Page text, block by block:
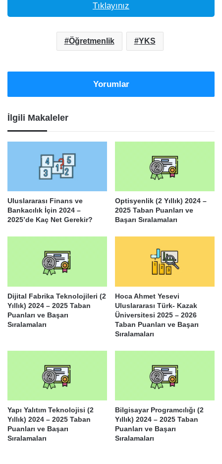
Tıklayınız
Öğretmenlik YKS
Yorumlar
İlgili Makaleler
Uluslararası Finans ve
Bankacılık İçin 2024 –
2025’de Kaç Net Gerekir?
Optisyenlik (2 Yıllık) 2024 –
2025 Taban Puanları ve
Başarı Sıralamaları
Dijital Fabrika Teknolojileri (2
Yıllık) 2024 – 2025 Taban
Puanları ve Başarı
Sıralamaları
Hoca Ahmet Yesevi
Uluslararası Türk- Kazak
Üniversitesi 2025 – 2026
Taban Puanları ve Başarı
Sıralamaları
Yapı Yalıtım Teknolojisi (2
Yıllık) 2024 – 2025 Taban
Puanları ve Başarı
Sıralamaları
Bilgisayar Programcılığı (2
Yıllık) 2024 – 2025 Taban
Puanları ve Başarı
Sıralamaları